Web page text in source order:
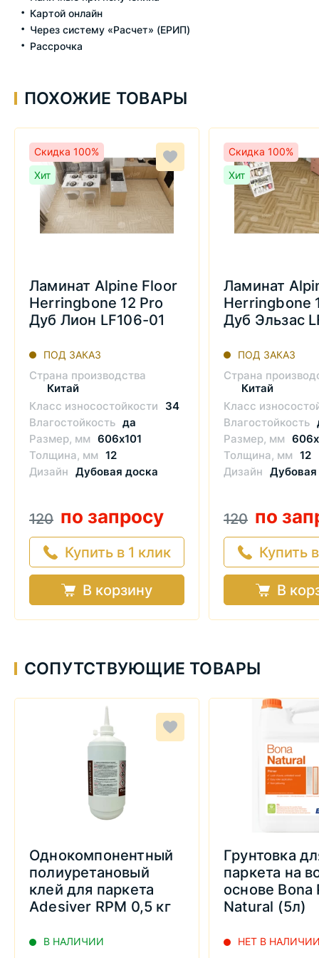
Картой онлайн
Через систему «Расчет» (ЕРИП)
Рассрочка
ПОХОЖИЕ ТОВАРЫ
Скидка 100%
Хит
Ламинат Alpine Floor
Herringbone 12 Pro
Дуб Лион LF106-01
ПОД ЗАКАЗ
Страна производства
Китай
Класс износостойкости
34
Влагостойкость да
Размер, мм 606x101
Толщина, мм 12
Дизайн Дубовая доска
120 по запросу
Купить в 1 клик
В корзину
Скидка 100%
Хит
Ламинат
Herringbone
Дуб Эльзас
ПОД ЗАКАЗ
Страна
Китай
Класс
Влагостойкость
Размер, мм
Толщина, мм 12
Дизайн
120 по
Купить
В
СОПУТСТВУЮЩИЕ ТОВАРЫ
Однокомпонентный
полиуретановый
клей для паркета
Adesiver RPM 0,5 кг
В НАЛИЧИИ
Грунтовка
паркета на
основе Bona
Natural (5л)
НЕТ В